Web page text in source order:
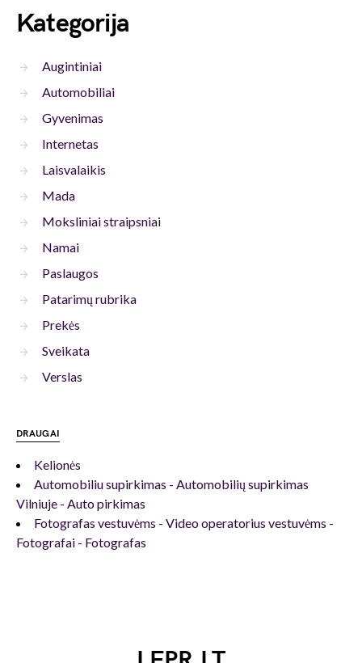
Kategorija
Augintiniai
Automobiliai
Gyvenimas
Internetas
Laisvalaikis
Mada
Moksliniai straipsniai
Namai
Paslaugos
Patarimų rubrika
Prekės
Sveikata
Verslas
DRAUGAI
Kelionės
Automobiliu supirkimas - Automobilių supirkimas
Vilniuje - Auto pirkimas
Fotografas vestuvėms - Video operatorius vestuvėms -
Fotografai - Fotografas